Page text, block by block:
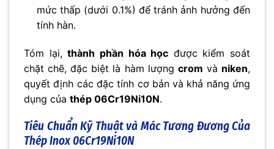
mức thấp (dưới 0.1%) để tránh ảnh hưởng đến
tính hàn.
Tóm lại,thành phần hóa học được kiểm soát
chặt chẽ, đặc biệt là hàm lượng crom và niken,
quyết định các đặc tính cơ bản và khả năng ứng
dụng của thép 06Cr19Ni10N.
Tiêu Chuẩn Kỹ Thuật và Mác Tương Đương Của
Thép Inox 06Cr19Ni10N